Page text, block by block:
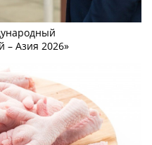
– Азия 2026»